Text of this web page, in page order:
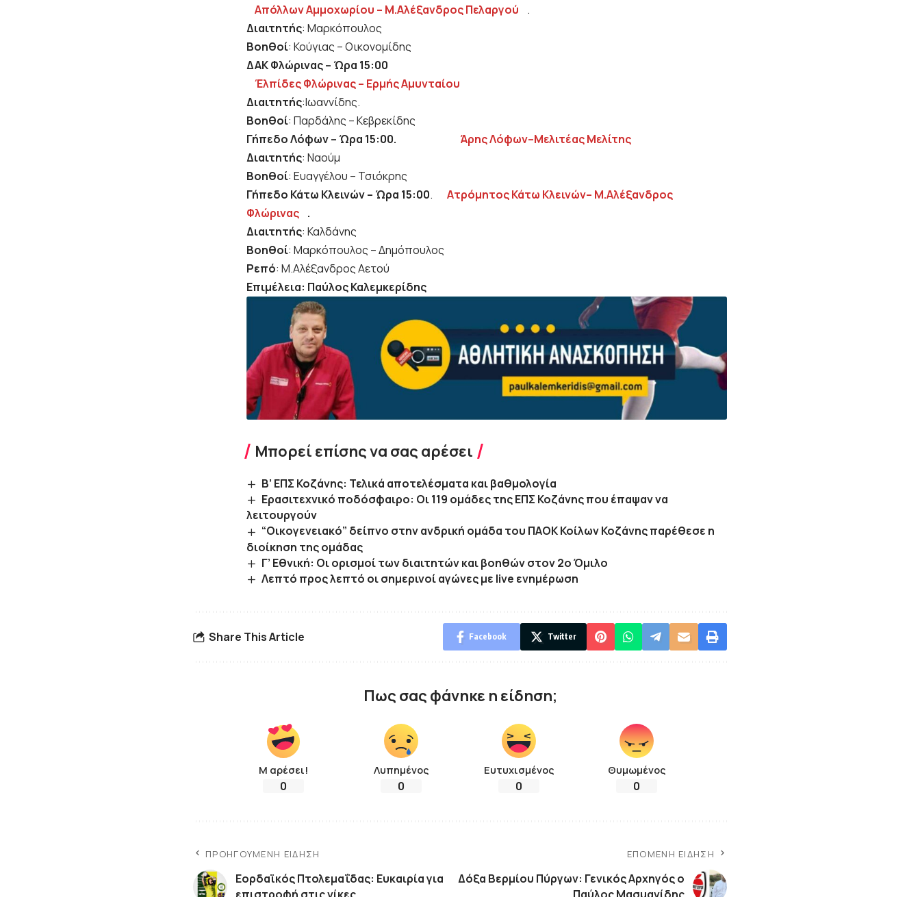
Απόλλων Αμμοχωρίου – Μ.Αλέξανδρος Πελαργού
.
Διαιτητής: Μαρκόπουλος
Βοηθοί: Κούγιας – Οικονομίδης
ΔΑΚ Φλώρινας – Ώρα 15:00
Έλπίδες Φλώρινας – Ερμής Αμυνταίου
Διαιτητής:Ιωαννίδης.
Βοηθοί: Παρδάλης – Κεβρεκίδης
Γήπεδο Λόφων – Ώρα 15:00.
Άρης Λόφων–Μελιτέας Μελίτης
Διαιτητής: Ναούμ
Βοηθοί: Ευαγγέλου – Τσιόκρης
Γήπεδο Κάτω Κλεινών – Ώρα 15:00.
Ατρόμητος Κάτω Κλεινών– Μ.Αλέξανδρος
Φλώρινας .
Διαιτητής: Καλδάνης
Βοηθοί: Μαρκόπουλος – Δημόπουλος
Ρεπό: Μ.Αλέξανδρος Αετού
Επιμέλεια: Παύλος Καλεμκερίδης
Μπορεί επίσης να σας αρέσει
Β’ ΕΠΣ Κοζάνης: Τελικά αποτελέσματα και βαθμολογία
Ερασιτεχνικό ποδόσφαιρο: Οι 119 ομάδες της ΕΠΣ Κοζάνης που έπαψαν να
λειτουργούν
“Οικογενειακό” δείπνο στην ανδρική ομάδα του ΠΑΟΚ Κοίλων Κοζάνης παρέθεσε η
διοίκηση της ομάδας
Γ’ Εθνική: Οι ορισμοί των διαιτητών και βοηθών στον 2ο Όμιλο
Λεπτό προς λεπτό οι σημερινοί αγώνες με live ενημέρωση
Share This Article Facebook Twitter
Πως σας φάνηκε η είδηση;
Μ αρέσει!
0
Λυπημένος
0
Ευτυχισμένος
0
Θυμωμένος
0
ΠΡΟΗΓΟΎΜΕΝΗ ΕΊΔΗΣΗ
Εορδαϊκός Πτολεμαΐδας: Ευκαιρία για
ΕΠΌΜΕΝΗ ΕΊΔΗΣΗ
Δόξα Βερμίου Πύργων: Γενικός Αρχηγός ο